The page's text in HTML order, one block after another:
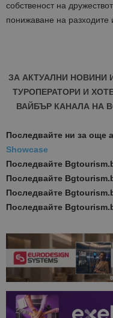
собственост на
понижаване на разходите
ЗА АКТУАЛНИ НОВИНИ
ТУРОПЕРАТОРИ И
ВАЙБЪР КАНАЛА НА
Последвайте ни за още
Showcase
Последвайте
Последвайте
Последвайте
Последвайте